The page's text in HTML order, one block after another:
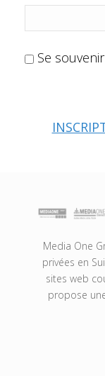
Se
Media One
privées en
sites web
propose